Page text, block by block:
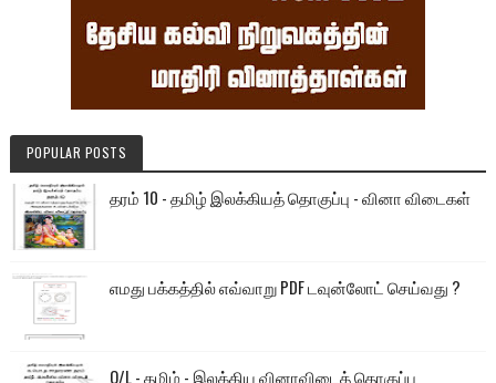
POPULAR POSTS
தரம் 10 - தமிழ் இலக்கியத் தொகுப்பு - வினா விடைகள்
எமது பக்கத்தில் எவ்வாறு PDF டவுன்லோட் செய்வது ?
O/L - தமிழ் - இலக்கிய வினாவிடைத் தொகுப்பு